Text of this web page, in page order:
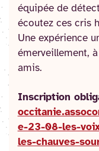
équipée de
écoutez ces cris
Une expérience
émerveillement,
amis.
Inscription
e-23-08-les-
les-chauves-